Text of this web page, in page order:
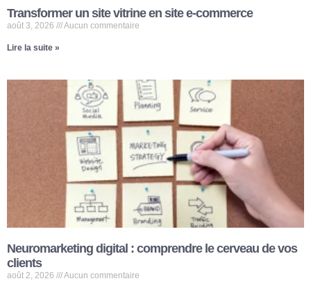
Transformer un site vitrine en site e-commerce
août 3, 2026 Aucun commentaire
Lire la suite »
Neuromarketing digital : comprendre le cerveau de vos
clients
août 2, 2026 Aucun commentaire